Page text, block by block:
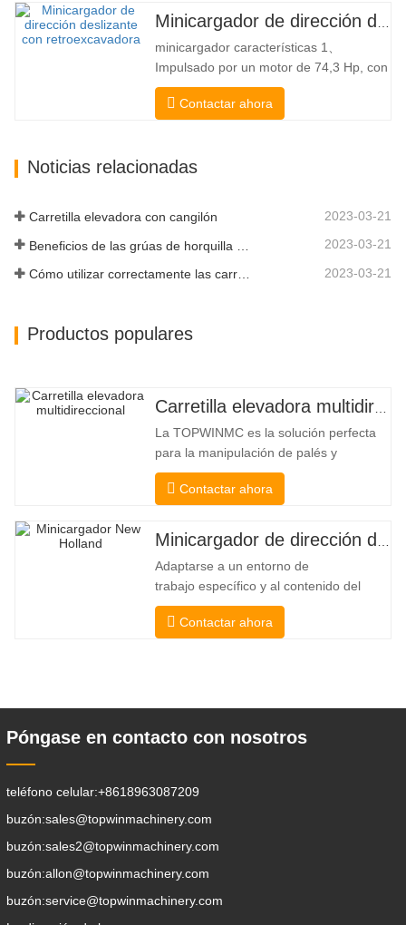
Motor Válvula multifuncional de Italia
Sistema de nivelación automática Freno
hidráulico Cucharón estándar El
cargador…
minicargador características 1、
Impulsado por un motor de 74,3 Hp, con
una fuerza de arranque del cucharón
excepcional de 3350 kg y una capacidad
nuevo nivel. El nuevo modelo de flujo
Contactar ahora
Noticias relacionadas
Carretilla elevadora con cangilón 2023-03-21
2023-03-21
2023-03-21
Productos populares
La TOPWINMC es la solución perfecta
para la manipulación de palés y
mercancías largas. Una auténtica
carretilla elevadora dos en uno que
elevadora y una de carga lateral. Su
silencioso y ecológico motor eléctrico y
la innovadora dirección HX de 360°
permiten
Contactar ahora
Adaptarse a un entorno de
trabajo específico y al contenido del
trabajo De esta manera, se puede llevar
a cabo la pala, el apilamiento, la
zanjas, la limpieza de avenidas . Un
Contactar ahora
Póngase en contacto con nosotros
teléfono celular:+8618963087209
buzón:sales@topwinmachinery.com
buzón:sales2@topwinmachinery.com
buzón:allon@topwinmachinery.com
buzón:service@topwinmachinery.com